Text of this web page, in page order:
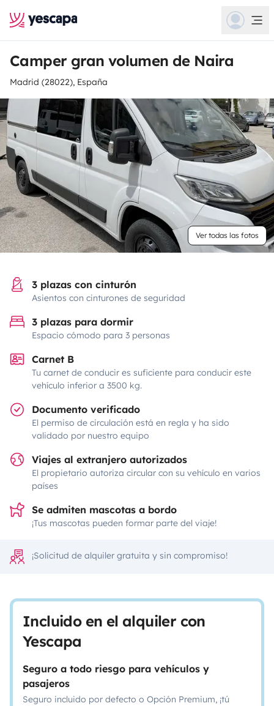
Camper gran volumen de Naira
Madrid (28022), España
Ver todas las fotos
3 plazas con cinturón
Asientos con cinturones de seguridad
3 plazas para dormir
Espacio cómodo para 3 personas
Carnet B
Tu carnet de conducir es suficiente para conducir este
vehículo inferior a 3500 kg.
Documento verificado
El permiso de circulación está en regla y ha sido
validado por nuestro equipo
Viajes al extranjero autorizados
El propietario autoriza circular con su vehículo en varios
países
Se admiten mascotas a bordo
¡Tus mascotas pueden formar parte del viaje!
¡Solicitud de alquiler gratuita y sin compromiso!
Incluido en el alquiler con
Yescapa
Seguro a todo riesgo para vehículos y
pasajeros
Seguro incluido por defecto o Opción Premium, ¡tú